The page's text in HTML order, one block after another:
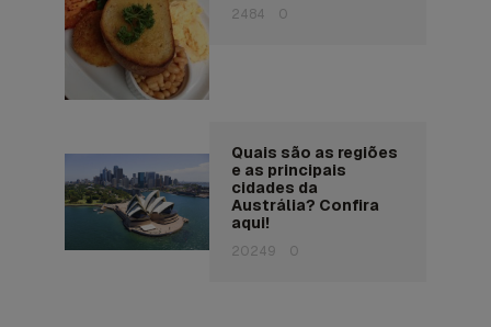
2484 0
Quais são as regiões
e as principais
cidades da
Austrália? Confira
aqui!
20249 0